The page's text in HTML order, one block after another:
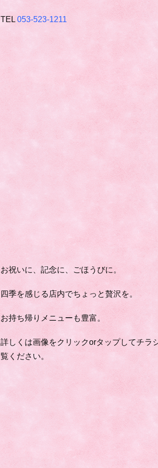
TEL053-523-1211
お祝いに、記念に、ごほうびに。
四季を感じる店内でちょっと贅沢を。
お持ち帰りメニューも豊富。
詳しくは画像をクリックorタップしてチラ
覧ください。